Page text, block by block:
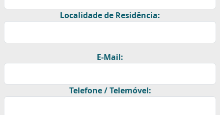
Localidade de Residência:
E-Mail:
Telefone / Telemóvel: